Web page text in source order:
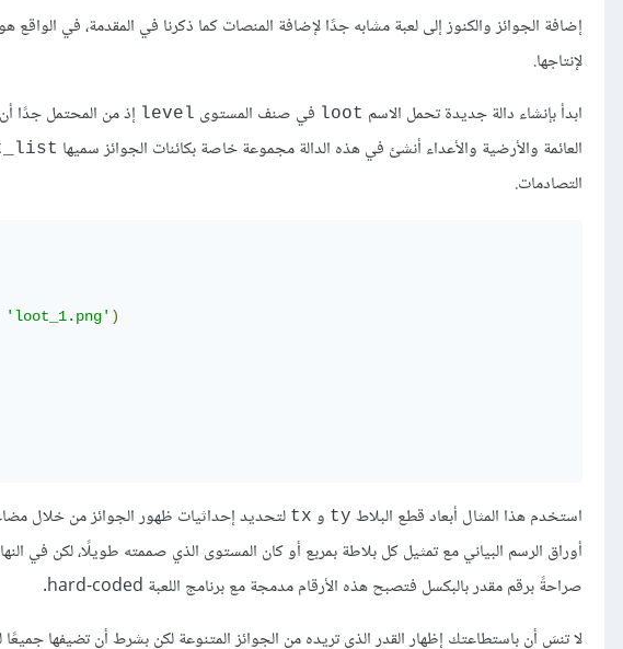
إضافة الجوائز والكنوز إلى لعبة مشابه جدًا لإضافة المنصات كما ذكرنا في المقدمة، في
لإنتاجها.
ابدأ بإنشاء دالة جديدة تحمل الاسم loot في صنف المستوى level إذ من المحتمل جدًا
العائمة والأرضية والأعداء أنشئ في هذه الدالة مجموعة خاصة بكائنات الجوائز سميها
التصادمات.
'loot_1.png' )
استخدم هذا المثال أبعاد قطع البلاط ty و tx لتحديد إحداثيات ظهور الجوائز من خلال
أوراق الرسم البياني مع تمثيل كل بلاطة بمربع أو كان المستوى الذي صممته طويلًا، لكن في
صراحةً برقم مقدر بالبكسل فتصبح هذه الأرقام مدمجة مع برنامج اللعبة hard-coded.
لا تنسَ أن باستطاعتك إظهار القدر الذي تريده من الجوائز المتنوعة لكن بشرط أن تضيفها جميعًا